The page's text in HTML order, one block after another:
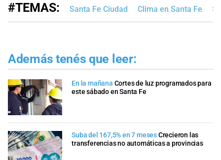
#TEMAS: Santa Fe Ciudad Clima en Santa Fe
Además tenés que leer:
En la mañana Cortes de luz programados para
este sábado en Santa Fe
Suba del 167,5% en 7 mesesCrecieron las
transferencias no automáticas a provincias